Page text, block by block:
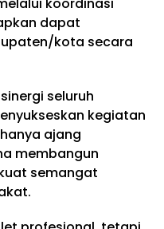
dapat
kota secara
seluruh
kegiatan
ajang
membangun
semangat